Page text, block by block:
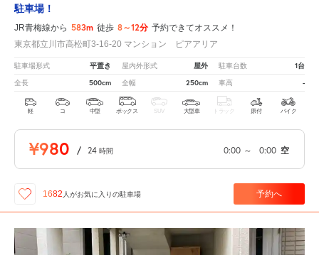
駐車場！
JR青梅線から 583m 徒歩 8～12分 予約できてオススメ！
東京都立川市高松町3-16-20 マンション ピアアリア
駐車場形式 平置き 屋内外形式 屋外 駐車台数 1台
全長 500cm 全幅 250cm 車高 -
軽 コ 中型 ボックス SUV 大型車 トラック 原付 バイク
¥980 / 24 時間 0:00 ～ 0:00 空
1682 人がお気に入りの駐車場 予約へ